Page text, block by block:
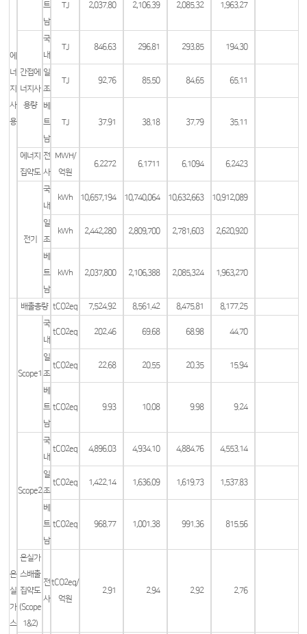
에
너
지
사
용
트
남
TJ 2,037.80 2,106.39 2,085.32 1,963.27
간접에
너지사
용량
국
내
TJ 846.63 296.81 293.85 194.30
일
조
TJ 92.76 85.50 84.65 65.11
베
트
남
TJ 37.91 38.18 37.79 35.11
에너지
집약도
전
사
MWH/
억원
6.2272 6.1711 6.1094 6.2423
전기
국
내
kWh 10,657,194 10,740,064 10,632,663 10,912,089
일
조
kWh 2,442,280 2,809,700 2,781,603 2,620,920
베
트
남
kWh 2,037,800 2,106,388 2,085,324 1,963,270
온
실
가
스
배출총량 tCO2eq 7,524.92 8,561.42 8,475.81 8,177.25
Scope1
국
내
tCO2eq 202.46 69.68 68.98 44.70
일
조
tCO2eq 22.68 20.55 20.35 15.94
베
트
남
tCO2eq 9.93 10.08 9.98 9.24
Scope2
국
내
tCO2eq 4,896.03 4,934.10 4,884.76 4,553.14
일
조
tCO2eq 1,422.14 1,636.09 1,619.73 1,537.83
베
트
남
tCO2eq 968.77 1,001.38 991.36 815.56
온실가
스배출
집약도
(Scope
1&2)
전
사
tCO2eq/
억원
2.91 2.94 2.92 2.76